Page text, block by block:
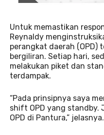
Untuk memastikan
Reynaldy
perangkat daerah (OPD)
bergiliran. Setiap hari,
melakukan piket dan
terdampak.
“Pada prinsipnya saya
shift OPD yang standby.
OPD di Pantura,” jelasnya.